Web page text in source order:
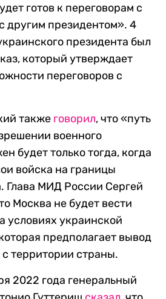
готов к переговорам с
другим президентом». 4
президента был
который утверждает
переговоров с
также говорил, что «путь
военного
будет только тогда, когда
войска на границы
Глава МИД России Сергей
Москва не будет вести
условиях украинской
предполагает вывод
территории страны.
2022 года генеральный